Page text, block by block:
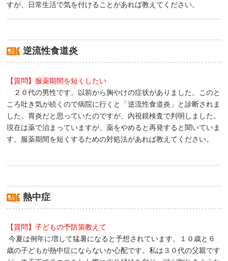
すが、日常生活で気を付けることがあれば教えてください。
逆流性食道炎
【質問】服薬期間を短くしたい
２０代の男性です。以前から胸やけの症状がありました。このと
ころ吐き気が続くので病院に行くと「逆流性食道炎」と診断されま
した。胃炎だと思っていたのですが、内視鏡検査で判明しました。
現在は薬で治まっていますが、薬をやめると再発すると聞いていま
す。服薬期間を短くするための対処法があれば教えてください。
熱中症
【質問】子どもの予防策教えて
今夏は例年に増して猛暑になると予想されています。１０歳と６
歳の子どもが熱中症にならないか心配です。私は３０代の父親です